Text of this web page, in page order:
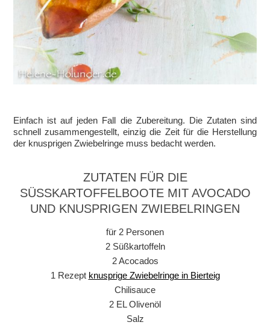
Einfach ist auf jeden Fall die Zubereitung. Die Zutaten sind
schnell zusammengestellt, einzig die Zeit für die Herstellung
der knusprigen Zwiebelringe muss bedacht werden.
ZUTATEN FÜR DIE
SÜSSKARTOFFELBOOTE MIT AVOCADO U
ND KNUSPRIGEN ZWIEBELRINGEN
für 2 Personen
2 Süßkartoffeln
2 Acocados
1 Rezept knusprige Zwiebelringe in Bierteig
Chilisauce
2 EL Olivenöl
Salz